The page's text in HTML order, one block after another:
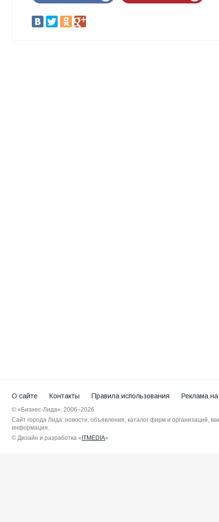
О сайте Контакты Правила использования Реклама
© «Бизнес-Лида», 2006–2026
Сайт города Лида: новости, объявления, каталог фирм и организаций,
информация.
© Дизайн и разработка « ITMEDIA»